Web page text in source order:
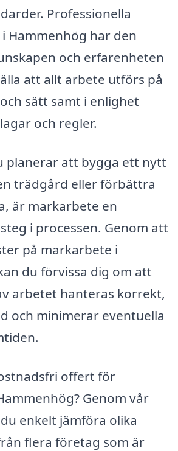
Professionella
Hammenhög har den
och erfarenheten
att allt arbete utförs på
sätt samt i enlighet
och regler.
planerar att bygga ett nytt
trädgård eller förbättra
är markarbete en
i processen. Genom att
på markarbete i
du förvissa dig om att
arbetet hanteras korrekt,
och minimerar eventuella
offert för
Genom vår
enkelt jämföra olika
flera företag som är